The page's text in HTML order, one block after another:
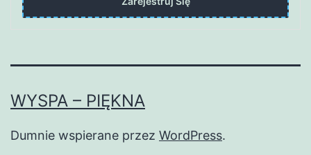
WYSPA – PIĘKNA
Dumnie wspierane przez WordPress.